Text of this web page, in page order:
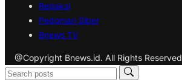
Redaksi
Pedoman Siber
Bnews TV
@Copyright Bnews.id. All Rights Reserved